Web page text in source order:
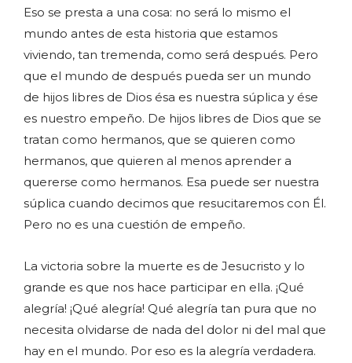
Eso se presta a una cosa: no será lo mismo el
mundo antes de esta historia que estamos
viviendo, tan tremenda, como será después. Pero
que el mundo de después pueda ser un mundo
de hijos libres de Dios ésa es nuestra súplica y ése
es nuestro empeño. De hijos libres de Dios que se
tratan como hermanos, que se quieren como
hermanos, que quieren al menos aprender a
quererse como hermanos. Esa puede ser nuestra
súplica cuando decimos que resucitaremos con Él.
Pero no es una cuestión de empeño.
La victoria sobre la muerte es de Jesucristo y lo
grande es que nos hace participar en ella. ¡Qué
alegría! ¡Qué alegría! Qué alegría tan pura que no
necesita olvidarse de nada del dolor ni del mal que
hay en el mundo. Por eso es la alegría verdadera.